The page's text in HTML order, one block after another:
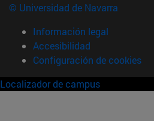
© Universidad de Navarra
Información legal
Accesibilidad
Configuración de cookies
Localizador de campus